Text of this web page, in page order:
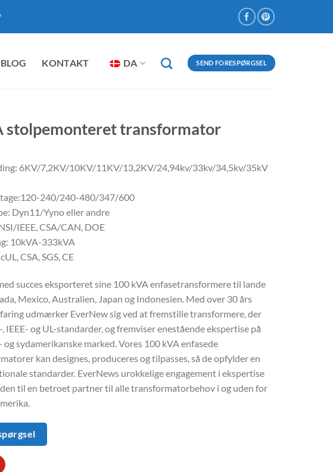
BLOG KONTAKT DA SEND FORESPØRGSEL
stolpemonteret transformator
6KV/7,2KV/10KV/11KV/13,2KV/24,94kv/33kv/34,5kv/35kV
240/240-480/347/600
Dyn11/Yyno eller andre
IEEE, CSA/CAN, DOE
10kVA-333kVA
CSA, SGS, CE
succes eksporteret sine 100 kVA enfasetransformere til lande
Mexico, Australien, Japan og Indonesien. Med over 30 års
udmærker EverNew sig ved at fremstille transformere, der
IEEE- og UL-standarder, og fremviser enestående ekspertise på
og sydamerikanske marked. Vores 100 kVA enfasede
kan designes, produceres og tilpasses, så de opfylder en
standarder. EverNews urokkelige engagement i ekspertise
til en betroet partner til alle transformatorbehov i og uden for